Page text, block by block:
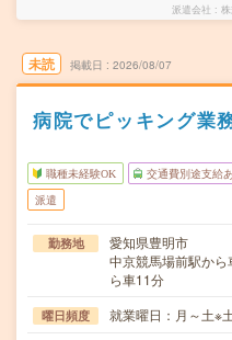
派遣会社
未読 掲載日 2026/08/07
病院でピッキング業
職種未経験OK 交通費別途支給
派遣
勤務地
愛知県豊明市
中京競馬場前駅か
ら車11分
曜日頻度 就業曜日：月～土※